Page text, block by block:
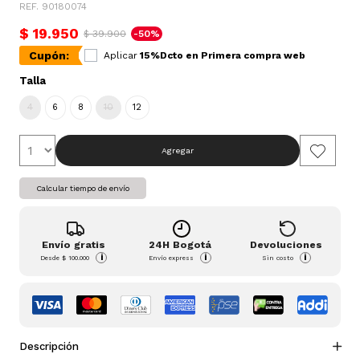
REF. 90180074
$ 19.950 $ 39.900 -50%
Cupón: Aplicar 15%Dcto en Primera compra web
Talla
4 6 8 10 12
Agregar
Calcular tiempo de envío
Envío gratis
Desde$ 100.000 i
24H Bogotá
Envío express i
Devoluciones
Sin costo i
Descripción